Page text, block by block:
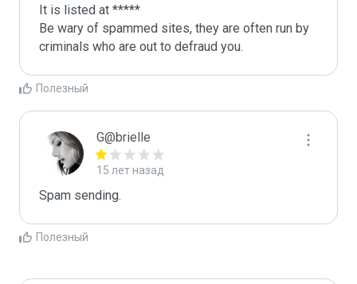
It is listed at *****
Be wary of spammed sites, they are often run by
criminals who are out to defraud you.
Полезный
G@brielle
15 лет назад
Spam sending.
Полезный